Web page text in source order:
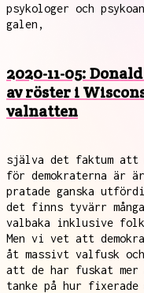
psykologer och
galen,
2020-11-05:
av röster i
valnatten
själva det faktum
för demokraterna är
pratade ganska
det finns tyvärr
valbaka inklusive folk
Men vi vet att
åt massivt valfusk
att de har fuskat mer
tanke på hur fixerade